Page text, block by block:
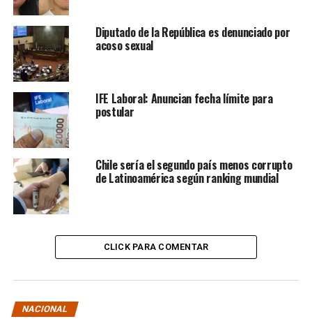
Diputado de la República es denunciado por
acoso sexual
IFE Laboral: Anuncian fecha límite para
postular
Chile sería el segundo país menos corrupto
de Latinoamérica según ranking mundial
CLICK PARA COMENTAR
NACIONAL